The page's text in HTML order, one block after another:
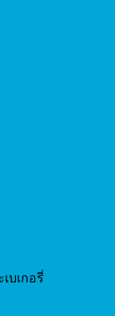
บเกอรี่